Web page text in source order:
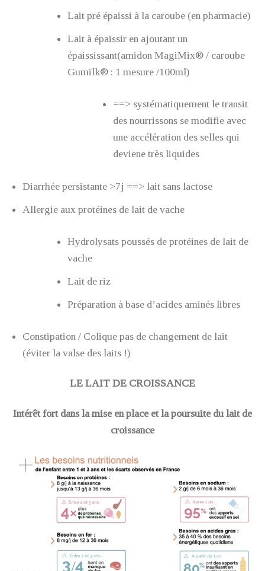
Lait pré épaissi à la caroube (en pharmacie)
Lait à épaissir en ajoutant un
épaississant(amidon MagiMix® / caroube
Gumilk® : 1 mesure /100ml)
==> systématiquement le transit
des nourrissons se modifie avec
une accélération des selles qui
deviene très liquides
Diarrhée persistante >7j ==> lait sans lactose
Allergie aux protéines de lait de vache
Hydrolysats poussés de protéines de lait de
vache
Lait de riz
Préparation à base d’acides aminés libres
Constipation / Colique pas de changement de lait
(éviter la valse des laits !)
LE LAIT DE CROISSANCE
Intérêt fort dans la mise en place et la poursuite du lait de
croissance